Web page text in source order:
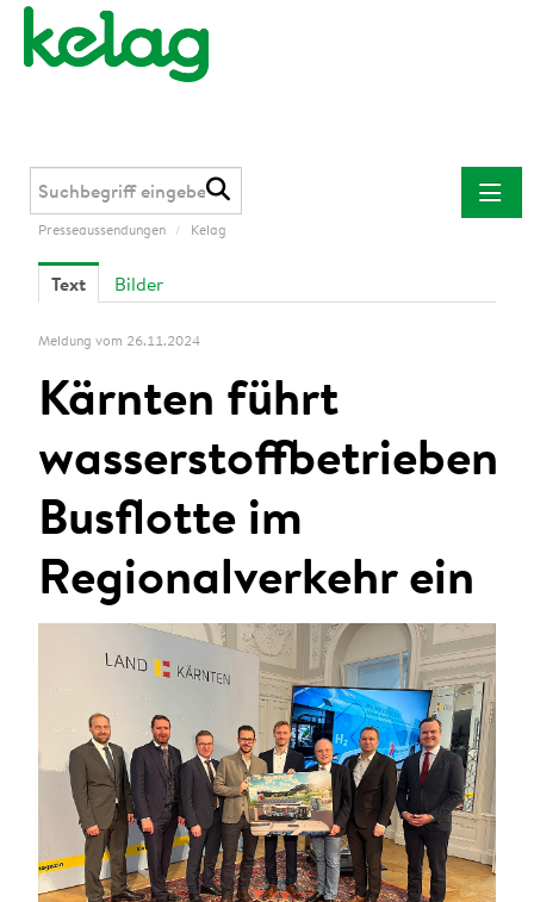
Presseaussendungen
Kelag
Downloads
Kontakt
ANMELDEN
Sie wollen unsere aktuellen Presseaussendungen
automatisch per E-Mail erhalten?
Presseaussendungen / Kelag
Text Bilder
Meldung vom 26.11.2024
Kärnten führt
wasserstoffbetriebene
Busflotte im
Regionalverkehr ein